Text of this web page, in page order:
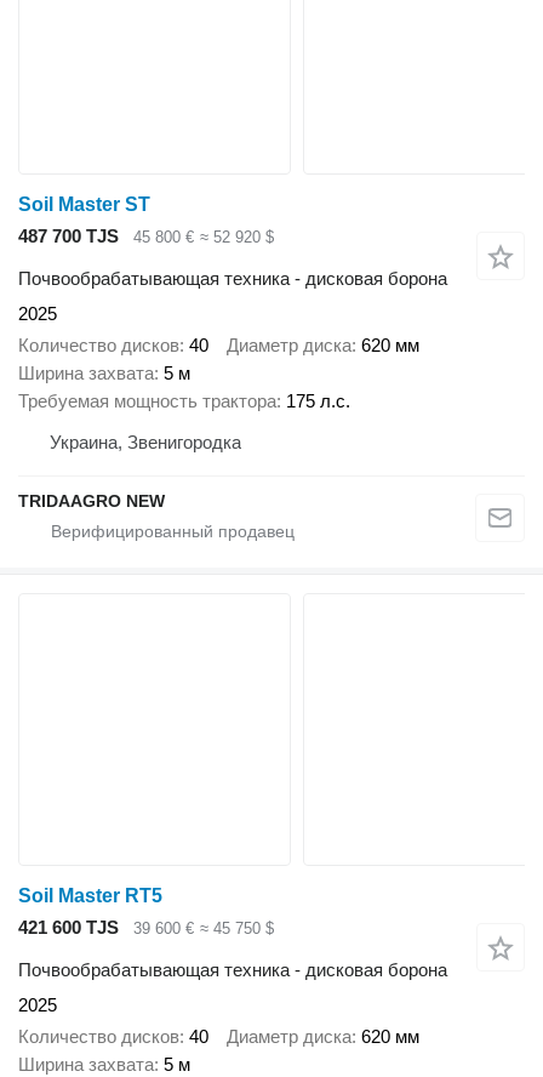
Soil Master ST
487 700 TJS
45 800 € ≈ 52 920 $
Почвообрабатывающая техника - дисковая борона
2025
Количество дисков 40 Диаметр диска 620 мм
Ширина захвата 5 м
Требуемая мощность трактора 175 л.с.
Украина, Звенигородка
TRIDAAGRO NEW
Soil Master RT5
421 600 TJS
39 600 € ≈ 45 750 $
Почвообрабатывающая техника - дисковая борона
2025
Количество дисков 40 Диаметр диска 620 мм
Ширина захвата 5 м